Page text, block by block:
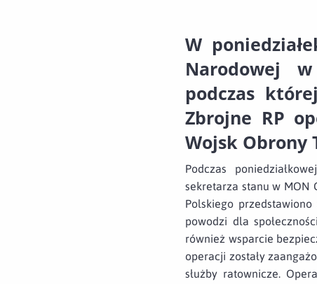
W
Narodowej
podczas
Zbrojne RP
Wojsk Obrony
Podczas
sekretarza stanu w MON
Polskiego
powodzi dla
również wsparcie
operacji zostały
służby ratownicze.